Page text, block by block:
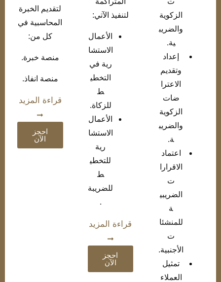
الزكوية
والضريب
ية.
إعداد
وتقديم
الاعترا
ضات
الزكوية
والضريب
ة.
اعتماد
الاقرارا
ت
الضريبي
ة
للمنشئا
ت
الأجنبية.
تمثيل
العملاء
لتنفيذ الآتي:
الأعمال
الاستشا
رية في
التخطي
ط
للزكاة.
الأعمال
الاستشا
رية
للتخطي
ط
للضريبة
.
قراءة المزيد
احجز
الآن
لتقديم الخبرة
المحاسبية في
كل من:
منصة خبرة.
منصة انفاذ.
قراءة المزيد
احجز
الآن